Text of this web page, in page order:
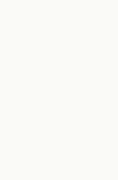
mesmo quando o foco